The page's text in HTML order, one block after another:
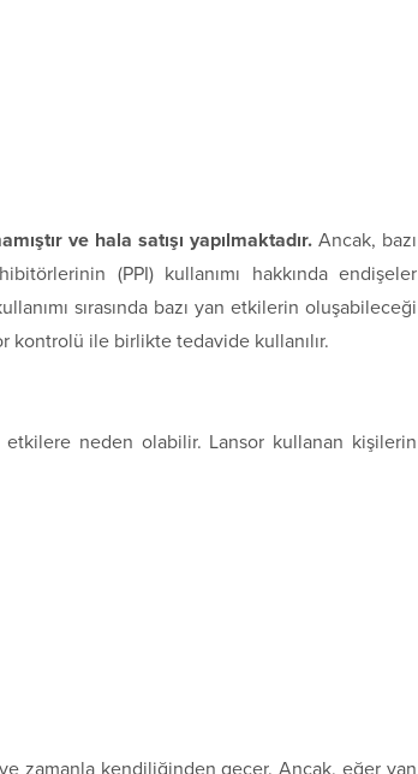
ve hala satışı yapılmaktadır. Ancak, bazı
(PPI) kullanımı hakkında endişeler
sırasında bazı yan etkilerin oluşabileceği
kontrolü ile birlikte tedavide kullanılır.
neden olabilir. Lansor kullanan kişilerin